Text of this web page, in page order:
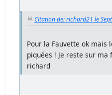
Citation de: richard21 le
Pour la Fauvette ok mais
piquées ! Je reste sur ma
richard